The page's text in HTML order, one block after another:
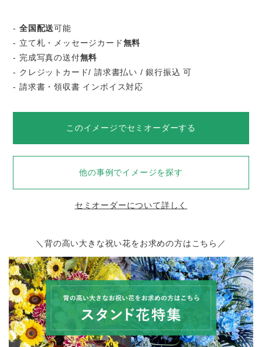
-全国配送可能
- 立て札・メッセージカード無料
- 完成写真の送付無料
- クレジットカード/ 請求書払い / 銀行振込 可
- 請求書・領収書 インボイス対応
このイメージでセミオーダーする
他の事例でイメージを探す
セミオーダーについて詳しく
＼背の高い大きな祝い花をお求めの方はこちら／